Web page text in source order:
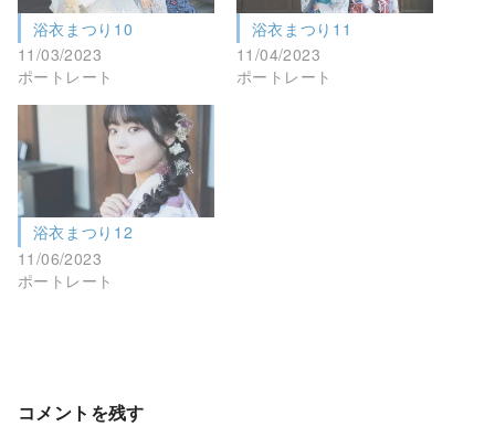
浴衣まつり10
11/03/2023
ポートレート
浴衣まつり11
11/04/2023
ポートレート
浴衣まつり12
11/06/2023
ポートレート
コメントを残す